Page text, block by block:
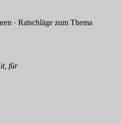
· Ratschläge zum Thema
für